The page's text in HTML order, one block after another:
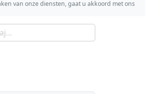
van onze diensten, gaat u akkoord met ons